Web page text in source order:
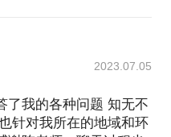
2023.07.05
了我的各种问题 知无不
针对我所在的地域和环